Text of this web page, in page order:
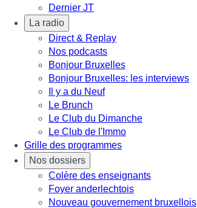
Dernier JT
La radio
Direct & Replay
Nos podcasts
Bonjour Bruxelles
Bonjour Bruxelles: les interviews
Il y a du Neuf
Le Brunch
Le Club du Dimanche
Le Club de l'Immo
Grille des programmes
Nos dossiers
Colère des enseignants
Foyer anderlechtois
Nouveau gouvernement bruxellois